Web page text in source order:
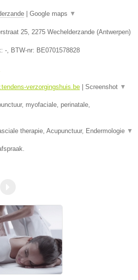
Google maps ▼
25 2275 Wechelderzande (Antwerpen)
- , BTW-nr: BE0701578828
verzorgingshuis.be Screenshot ▼
myofaciale, perinatale,
therapie, Acupunctuur, Endermologie ▼